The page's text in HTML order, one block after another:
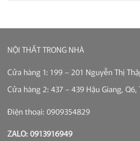
NỘI THẤT TRONG NHÀ
Cửa hàng 1: 199 – 201 Nguyễn Thị
Cửa hàng 2: 437 – 439 Hậu Giang, Q6,
Điện thoại: 0909354829
ZALO: 0913916949